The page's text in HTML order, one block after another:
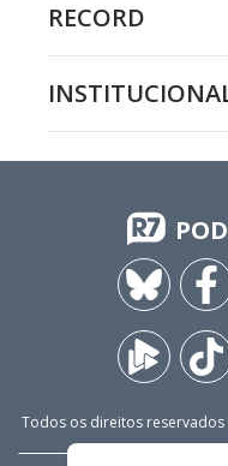
RECORD
Todos os direitos reservados